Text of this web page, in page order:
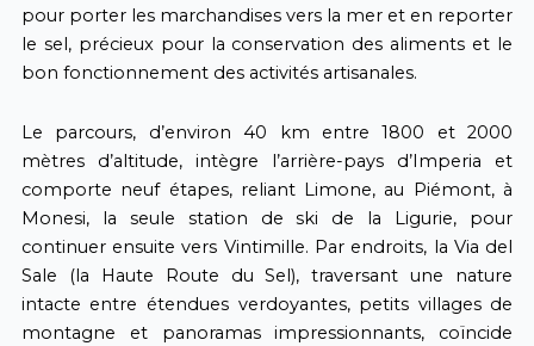
pour porter les marchandises vers la mer et en reporter
le sel, précieux pour la conservation des aliments et le
bon fonctionnement des activités artisanales.
Le parcours, d’environ 40 km entre 1800 et 2000
mètres d’altitude, intègre l’arrière-pays d’Imperia et
comporte neuf étapes, reliant Limone, au Piémont, à
Monesi, la seule station de ski de la Ligurie, pour
continuer ensuite vers Vintimille. Par endroits, la Via del
Sale (la Haute Route du Sel), traversant une nature
intacte entre étendues verdoyantes, petits villages de
montagne et panoramas impressionnants, coïncide